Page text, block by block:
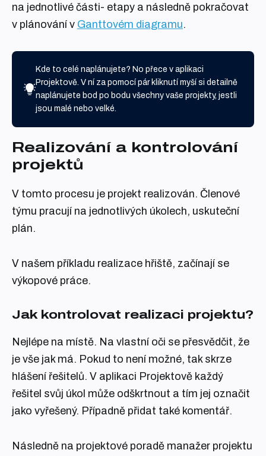
na jednotlivé části- etapy a následně pokračovat
v plánování v Ganttovém diagramu.
Kde to celé naplánujete? No přece v aplikaci
Projektově. V ní za pomocí pár kliknutí myší si detailně
naplánujete bod po bodu všechny vaše projekty, jestli
jsou malé nebo velké.
Realizování a kontrolování
projektů
V tomto procesu je projekt realizován. Členové
týmu pracují na jednotlivých úkolech, uskuteční
plán.
V našem příkladu realizace hřiště, začínají se
výkopové práce.
Jak kontrolovat realizaci projektu?
Nejlépe na místě. Na vlastní oči se přesvědčit, že
je vše jak má. Pokud to není možné, tak skrze
hlášení řešitelů. V aplikaci Projektově každý
řešitel svůj úkol může odškrtnout a tím jej označit
jako vyřešený. Případně přidat také komentář.
Následně na projektové poradě manažer projektu